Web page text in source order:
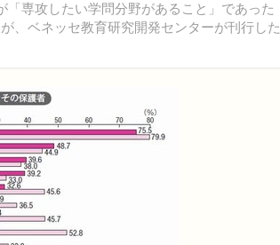
専攻したい学問分野があること」であった
、ベネッセ教育研究開発センターが刊行した